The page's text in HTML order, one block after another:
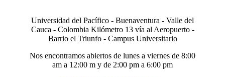
Universidad del Pacífico - Buenaventura - Valle del
Cauca - Colombia Kilómetro 13 vía al Aeropuerto -
Barrio el Triunfo - Campus Universitario
Nos encontramos abiertos de lunes a viernes de 8:00
am a 12:00 m y de 2:00 pm a 6:00 pm